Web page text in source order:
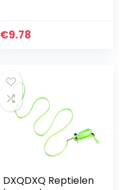
voor kleine dieren
€9.78
DXQDXQ Reptielen